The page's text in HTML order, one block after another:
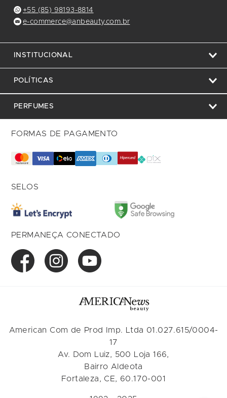
+55 (85) 98193-8814
e-commerce@anbeauty.com.br
INSTITUCIONAL
POLÍTICAS
PERFUMES
FORMAS DE PAGAMENTO
SELOS
PERMANEÇA CONECTADO
American Com de Prod Imp. Ltda 01.027.615/0004-
17
Av. Dom Luiz, 500 Loja 166,
Bairro Aldeota
Fortaleza, CE, 60.170-001